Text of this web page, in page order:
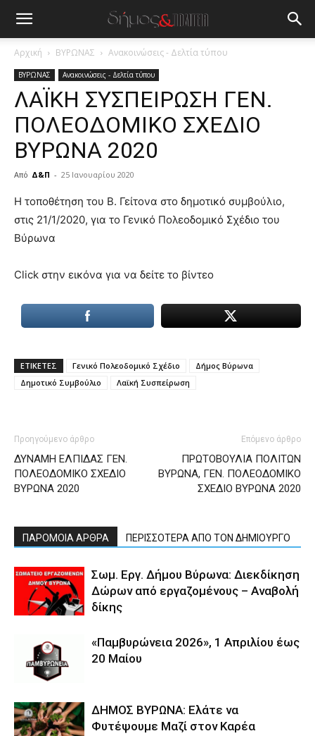
Αρχική ΒΥΡΩΝΑΣ Ανακοινώσεις - Δελτία τύπου
ΒΥΡΩΝΑΣ Ανακοινώσεις - Δελτία τύπου
ΛΑΪΚΗ ΣΥΣΠΕΙΡΩΣΗ ΓΕΝ.
ΠΟΛΕΟΔΟΜΙΚΟ ΣΧΕΔΙΟ
ΒΥΡΩΝΑ 2020
Από Δ&Π - 25 Ιανουαρίου 2020
blonde
lesbians
very
hot
show. desi
brandi
the
meaning
hd
Η τοποθέτηση του Β. Γείτονα στο δημοτικό συμβούλιο,
στις 21/1/2020, για το Γενικό Πολεοδομικό Σχέδιο του
Βύρωνα
Click στην εικόνα για να δείτε το βίντεο
ΕΤΙΚΕΤΕΣ Γενικό Πολεοδομικό Σχέδιο
Δήμος Βύρωνα
Δημοτικό Συμβούλιο
Λαϊκή Συσπείρωση
Προηγούμενο άρθρο
ΔΥΝΑΜΗ ΕΛΠΙΔΑΣ ΓΕΝ.
ΠΟΛΕΟΔΟΜΙΚΟ ΣΧΕΔΙΟ
ΒΥΡΩΝΑ 2020
Επόμενο άρθρο
ΠΡΩΤΟΒΟΥΛΙΑ ΠΟΛΙΤΩΝ
ΒΥΡΩΝΑ, ΓΕΝ. ΠΟΛΕΟΔΟΜΙΚΟ
ΣΧΕΔΙΟ ΒΥΡΩΝΑ 2020
ΠΑΡΟΜΟΙΑ ΑΡΘΡΑ ΠΕΡΙΣΣΟΤΕΡΑ ΑΠΟ ΤΟΝ ΔΗΜΙΟΥΡΓΟ
Σωμ. Εργ. Δήμου Βύρωνα: Διεκδίκηση
Δώρων από εργαζομένους – Αναβολή
δίκης
«Παμβυρώνεια 2026», 1 Απριλίου έως
20 Μαίου
ΔΗΜΟΣ ΒΥΡΩΝΑ: Ελάτε να
Φυτέψουμε Μαζί στον Καρέα